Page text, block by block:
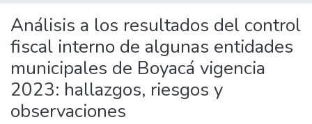
Análisis a los resultados del control
fiscal interno de algunas entidades
municipales de Boyacá vigencia
2023: hallazgos, riesgos y
observaciones